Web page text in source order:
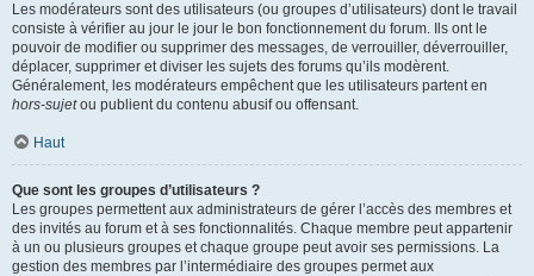
Les modérateurs sont des utilisateurs (ou groupes d’utilisateurs) dont le travail
consiste à vérifier au jour le jour le bon fonctionnement du forum. Ils ont le
pouvoir de modifier ou supprimer des messages, de verrouiller, déverrouiller,
déplacer, supprimer et diviser les sujets des forums qu’ils modèrent.
Généralement, les modérateurs empêchent que les utilisateurs partent en
hors-sujetou publient du contenu abusif ou offensant.
Haut
Que sont les groupes d’utilisateurs ?
Les groupes permettent aux administrateurs de gérer l’accès des membres et
des invités au forum et à ses fonctionnalités. Chaque membre peut appartenir
à un ou plusieurs groupes et chaque groupe peut avoir ses permissions. La
gestion des membres par l’intermédiaire des groupes permet aux